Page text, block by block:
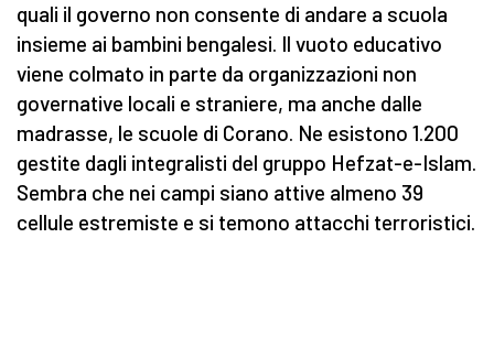
quali il governo non consente di andare a scuola
insieme ai bambini bengalesi. Il vuoto educativo
viene colmato in parte da organizzazioni non
governative locali e straniere, ma anche dalle
madrasse, le scuole di Corano. Ne esistono 1.200
gestite dagli integralisti del gruppo Hefzat-e-Islam.
Sembra che nei campi siano attive almeno 39
cellule estremiste e si temono attacchi terroristici.